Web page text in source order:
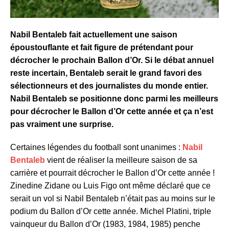
Nabil Bentaleb fait actuellement une saison
époustouflante et fait figure de prétendant pour
décrocher le prochain Ballon d’Or. Si le débat annuel
reste incertain, Bentaleb serait le grand favori des
sélectionneurs et des journalistes du monde entier.
Nabil Bentaleb se positionne donc parmi les meilleurs
pour décrocher le Ballon d’Or cette année et ça n’est
pas vraiment une surprise.
Certaines légendes du football sont unanimes : Nabil
Bentaleb vient de réaliser la meilleure saison de sa
carrière et pourrait décrocher le Ballon d’Or cette année !
Zinedine Zidane ou Luis Figo ont même déclaré que ce
serait un vol si Nabil Bentaleb n’était pas au moins sur le
podium du Ballon d’Or cette année. Michel Platini, triple
vainqueur du Ballon d’Or (1983, 1984, 1985) penche